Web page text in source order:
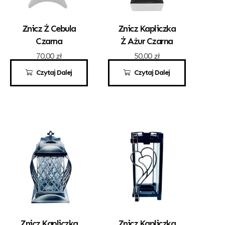
Czytaj Dalej
Znicz Ż Cebula
Czarna
70,00 zł
Czytaj Dalej
Znicz Kapliczka
Ż Ażur Czarna
50,00 zł